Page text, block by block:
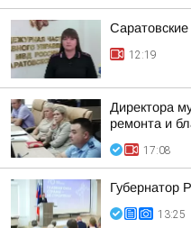
12:19
Директора
ремонта и
17:08
Губернатор
13:25